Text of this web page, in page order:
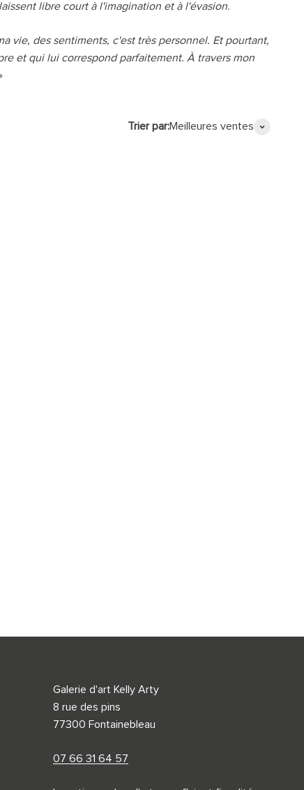
libre court à l'imagination et à l'évasion.
vie, des sentiments, c'est très personnel. Et pourtant,
et qui lui correspond parfaitement. À travers mon
Trier par:Meilleures ventes
Galerie d'art Kelly Arty
8 rue des pins
77300 Fontainebleau
07 66 31 64 57